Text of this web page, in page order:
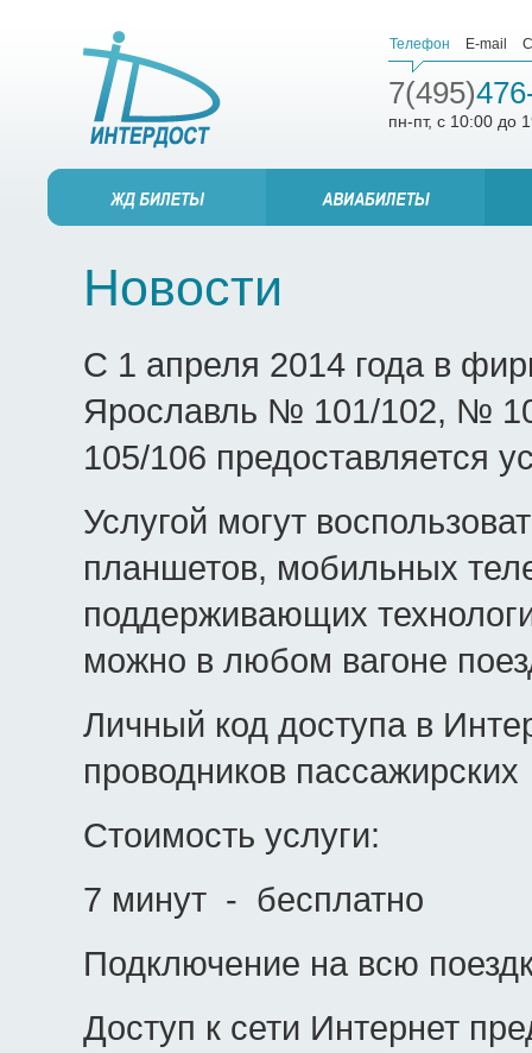
Телефон E-mail
7(495)
пн-пт, с 10:00 до
Новости
С 1 апреля 2014 года в
Ярославль № 101/102, №
105/106 предоставляется
Услугой могут
планшетов, мобильных
поддерживающих
можно в любом вагоне
Личный код доступа в
проводников
Стоимость услуги:
7 минут - бесплатно
Подключение на всю
Доступ к сети Интернет